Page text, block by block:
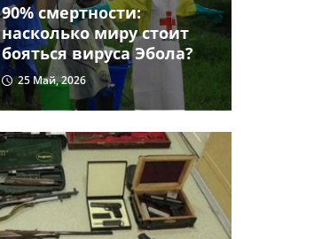
90% смертности:
насколько миру стоит
бояться вируса Эбола?
25 Май, 2026